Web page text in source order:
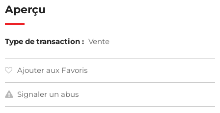
Aperçu
Type de transaction : Vente
Ajouter aux Favoris
Signaler un abus